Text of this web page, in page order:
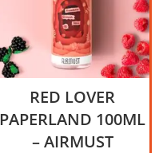
RED LOVER
PAPERLAND 100ML
– AIRMUST